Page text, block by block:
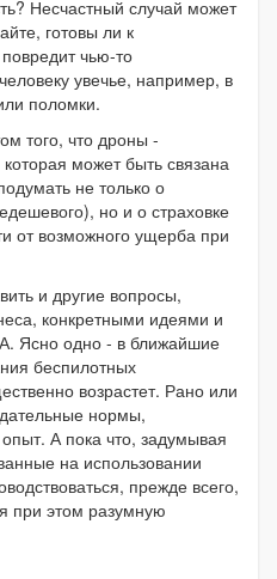
Несчастный случай может
готовы ли к
чью-то
увечье, например, в
поломки.
того, что дроны -
может быть связана
не только о
но и о страховке
от возможного ущерба при
и другие вопросы,
конкретными идеями и
Ясно одно - в ближайшие
беспилотных
возрастет. Рано или
нормы,
А пока что, задумывая
на использовании
прежде всего,
при этом разумную